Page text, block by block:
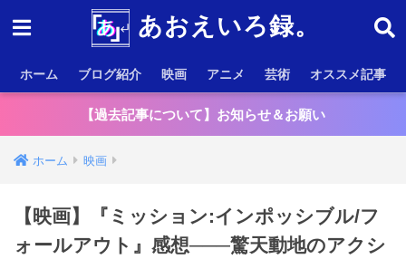
あおえいろ録。
ホーム ブログ紹介 映画 アニメ 芸術 オススメ記事
【過去記事について】お知らせ＆お願い
ホーム 映画
【映画】『ミッション:インポッシブル/フ
ォールアウト』感想───驚天動地のアクシ